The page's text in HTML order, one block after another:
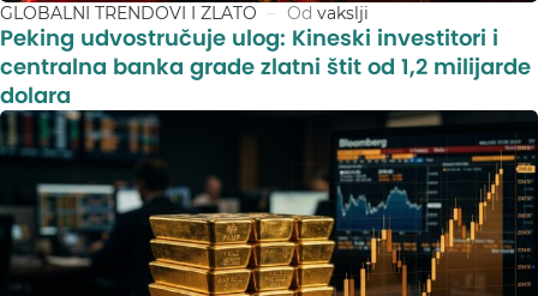
GLOBALNI TRENDOVI I ZLATO Od vakslji
Peking udvostručuje ulog: Kineski investitori i
centralna banka grade zlatni štit od 1,2 milijarde
dolara